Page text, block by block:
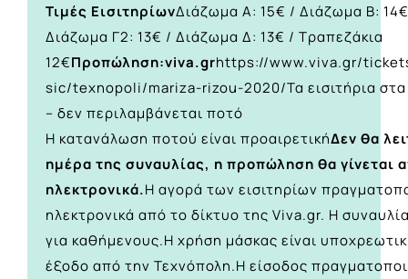
Τιμές ΕισιτηρίωνΔιάζωμα Α: 15€ / Διάζωμα Β:
Διάζωμα Γ2: 13€ / Διάζωμα Δ: 13€ / Τραπεζάκια
12€Προπώληση:viva.grhttps://www.viva.gr/
sic/texnopoli/mariza-rizou-2020/Τα εισιτήρια
– δεν περιλαμβάνεται ποτό
Η κατανάλωση ποτού είναι προαιρετικήΔεν θα
ημέρα της συναυλίας, η προπώληση θα γίνεται
ηλεκτρονικά.Η αγορά των εισιτηρίων
ηλεκτρονικά από το δίκτυο της Viva.gr. Η
για καθήμενους.Η χρήση μάσκας είναι
έξοδο από την Τεχνόπολη.Η είσοδος